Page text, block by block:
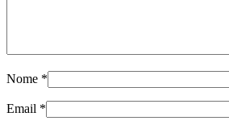
Nome *
Email *